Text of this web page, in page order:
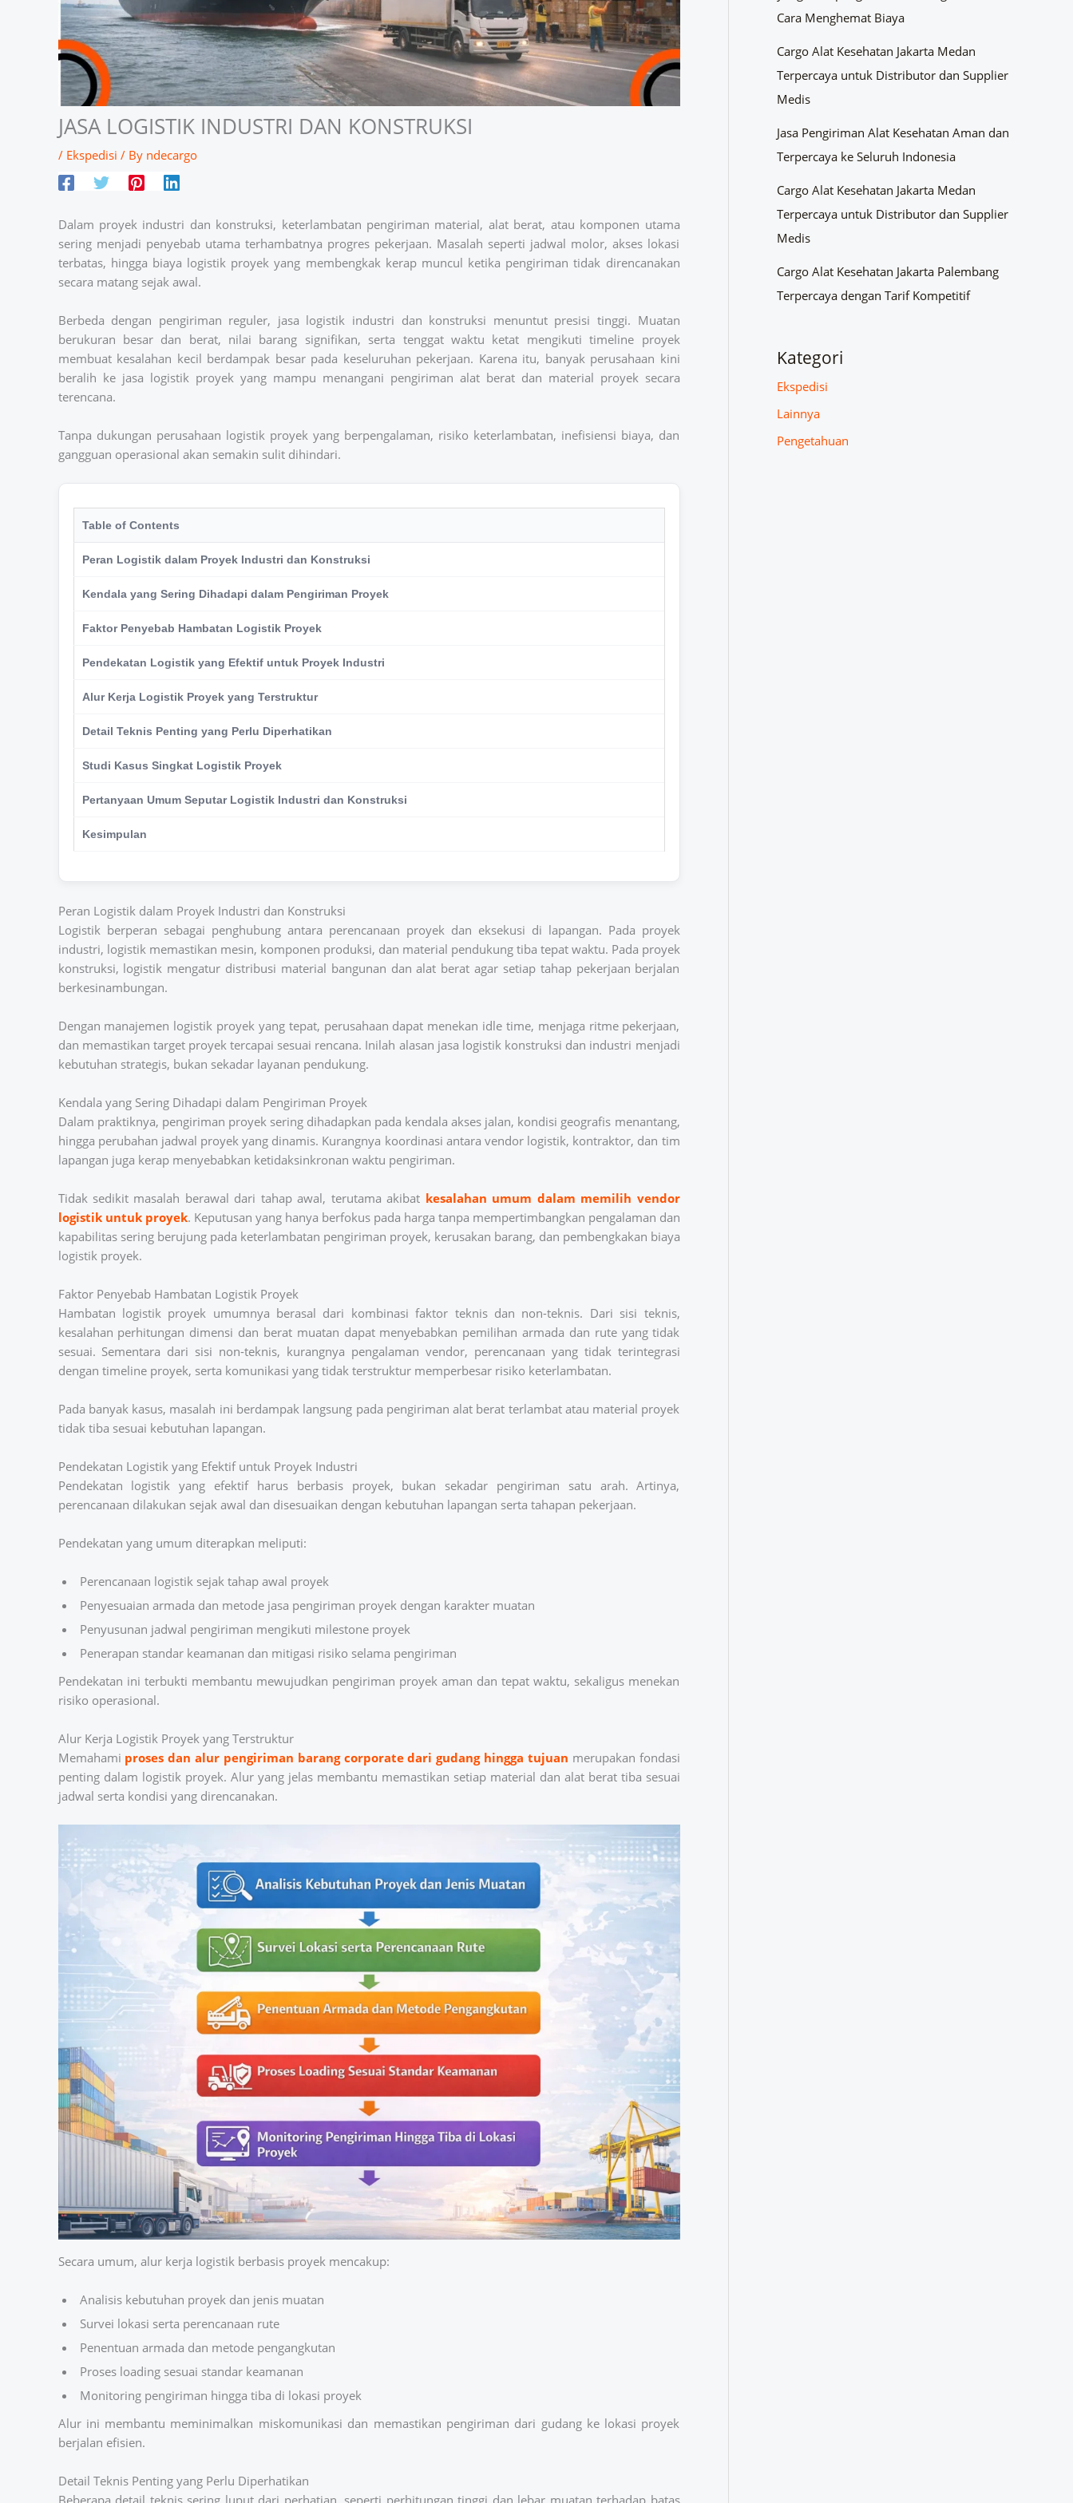
JASA LOGISTIK INDUSTRI DAN KONSTRUKSI
/ Ekspedisi / By ndecargo
Dalam proyek industri dan konstruksi, keterlambatan pengiriman material, alat berat, atau komponen utama
sering menjadi penyebab utama terhambatnya progres pekerjaan. Masalah seperti jadwal molor, akses lokasi
terbatas, hingga biaya logistik proyek yang membengkak kerap muncul ketika pengiriman tidak direncanakan
secara matang sejak awal.
Berbeda dengan pengiriman reguler, jasa logistik industri dan konstruksi menuntut presisi tinggi. Muatan
berukuran besar dan berat, nilai barang signifikan, serta tenggat waktu ketat mengikuti timeline proyek
membuat kesalahan kecil berdampak besar pada keseluruhan pekerjaan. Karena itu, banyak perusahaan kini
beralih ke jasa logistik proyek yang mampu menangani pengiriman alat berat dan material proyek secara
terencana.
Tanpa dukungan perusahaan logistik proyek yang berpengalaman, risiko keterlambatan, inefisiensi biaya, dan
gangguan operasional akan semakin sulit dihindari.
Table of Contents
Peran Logistik dalam Proyek Industri dan Konstruksi
Kendala yang Sering Dihadapi dalam Pengiriman Proyek
Faktor Penyebab Hambatan Logistik Proyek
Pendekatan Logistik yang Efektif untuk Proyek Industri
Alur Kerja Logistik Proyek yang Terstruktur
Detail Teknis Penting yang Perlu Diperhatikan
Studi Kasus Singkat Logistik Proyek
Pertanyaan Umum Seputar Logistik Industri dan Konstruksi
Kesimpulan
Peran Logistik dalam Proyek Industri dan Konstruksi
Logistik berperan sebagai penghubung antara perencanaan proyek dan eksekusi di lapangan. Pada proyek
industri, logistik memastikan mesin, komponen produksi, dan material pendukung tiba tepat waktu. Pada proyek
konstruksi, logistik mengatur distribusi material bangunan dan alat berat agar setiap tahap pekerjaan berjalan
berkesinambungan.
Dengan manajemen logistik proyek yang tepat, perusahaan dapat menekan idle time, menjaga ritme pekerjaan,
dan memastikan target proyek tercapai sesuai rencana. Inilah alasan jasa logistik konstruksi dan industri menjadi
kebutuhan strategis, bukan sekadar layanan pendukung.
Kendala yang Sering Dihadapi dalam Pengiriman Proyek
Dalam praktiknya, pengiriman proyek sering dihadapkan pada kendala akses jalan, kondisi geografis menantang,
hingga perubahan jadwal proyek yang dinamis. Kurangnya koordinasi antara vendor logistik, kontraktor, dan tim
lapangan juga kerap menyebabkan ketidaksinkronan waktu pengiriman.
Tidak sedikit masalah berawal dari tahap awal, terutama akibat kesalahan umum dalam memilih vendor
logistik untuk proyek. Keputusan yang hanya berfokus pada harga tanpa mempertimbangkan pengalaman dan
kapabilitas sering berujung pada keterlambatan pengiriman proyek, kerusakan barang, dan pembengkakan biaya
logistik proyek.
Faktor Penyebab Hambatan Logistik Proyek
Hambatan logistik proyek umumnya berasal dari kombinasi faktor teknis dan non-teknis. Dari sisi teknis,
kesalahan perhitungan dimensi dan berat muatan dapat menyebabkan pemilihan armada dan rute yang tidak
sesuai. Sementara dari sisi non-teknis, kurangnya pengalaman vendor, perencanaan yang tidak terintegrasi
dengan timeline proyek, serta komunikasi yang tidak terstruktur memperbesar risiko keterlambatan.
Pada banyak kasus, masalah ini berdampak langsung pada pengiriman alat berat terlambat atau material proyek
tidak tiba sesuai kebutuhan lapangan.
Pendekatan Logistik yang Efektif untuk Proyek Industri
Pendekatan logistik yang efektif harus berbasis proyek, bukan sekadar pengiriman satu arah. Artinya,
perencanaan dilakukan sejak awal dan disesuaikan dengan kebutuhan lapangan serta tahapan pekerjaan.
Pendekatan yang umum diterapkan meliputi:
Perencanaan logistik sejak tahap awal proyek
Penyesuaian armada dan metode jasa pengiriman proyek dengan karakter muatan
Penyusunan jadwal pengiriman mengikuti milestone proyek
Penerapan standar keamanan dan mitigasi risiko selama pengiriman
Pendekatan ini terbukti membantu mewujudkan pengiriman proyek aman dan tepat waktu, sekaligus menekan
risiko operasional.
Alur Kerja Logistik Proyek yang Terstruktur
Memahami proses dan alur pengiriman barang corporate dari gudang hingga tujuan merupakan fondasi
penting dalam logistik proyek. Alur yang jelas membantu memastikan setiap material dan alat berat tiba sesuai
jadwal serta kondisi yang direncanakan.
Secara umum, alur kerja logistik berbasis proyek mencakup:
Analisis kebutuhan proyek dan jenis muatan
Survei lokasi serta perencanaan rute
Penentuan armada dan metode pengangkutan
Proses loading sesuai standar keamanan
Monitoring pengiriman hingga tiba di lokasi proyek
Alur ini membantu meminimalkan miskomunikasi dan memastikan pengiriman dari gudang ke lokasi proyek
berjalan efisien.
Detail Teknis Penting yang Perlu Diperhatikan
Cara Menghemat Biaya
Cargo Alat Kesehatan Jakarta Medan
Terpercaya untuk Distributor dan Supplier
Medis
Jasa Pengiriman Alat Kesehatan Aman dan
Terpercaya ke Seluruh Indonesia
Cargo Alat Kesehatan Jakarta Medan
Terpercaya untuk Distributor dan Supplier
Medis
Cargo Alat Kesehatan Jakarta Palembang
Terpercaya dengan Tarif Kompetitif
Kategori
Ekspedisi
Lainnya
Pengetahuan